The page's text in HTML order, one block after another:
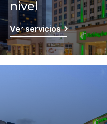
nivel
Ver servicios